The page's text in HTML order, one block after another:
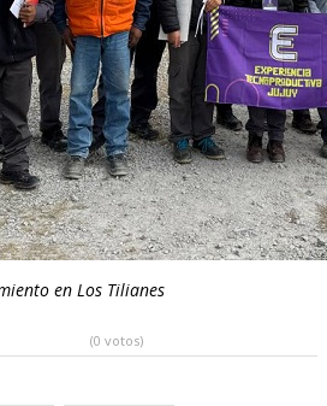
en Los Tilianes
(0 votos)